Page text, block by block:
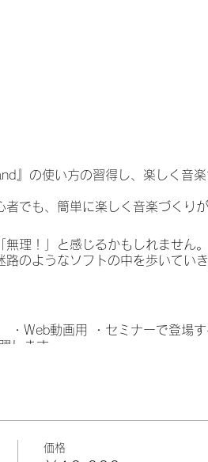
』の使い方の習得し、楽しく音
でも、簡単に楽しく音楽づくり
理！」と感じるかもしれません
のようなソフトの中を歩いてい
・Web動画用 ・セミナーで登場
します。
価格